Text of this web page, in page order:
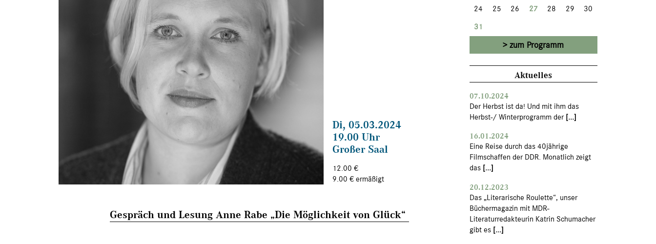
Di, 05.03.2024
19.00 Uhr
Großer Saal
12.00 €
9.00 € ermäßigt
Gespräch und Lesung Anne Rabe „Die Möglichkeit von Glück“
24
25 26 27 28 29
30
31
zum Programm
Aktuelles
07.10.2024
Der Herbst ist da! Und mit ihm das
Herbst-/ Winterprogramm der [...]
16.01.2024
Eine Reise durch das 40jährige
Filmschaffen der DDR. Monatlich zeigt
das [...]
20.12.2023
Das „Literarische Roulette“, unser
Büchermagazin mit MDR-
Literaturredakteurin Katrin Schumacher
gibt es [...]